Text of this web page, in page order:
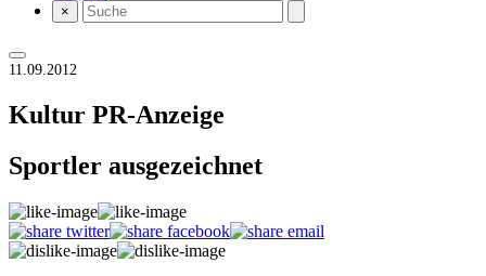
×
11.09.2012
Kultur PR-Anzeige
Sportler ausgezeichnet